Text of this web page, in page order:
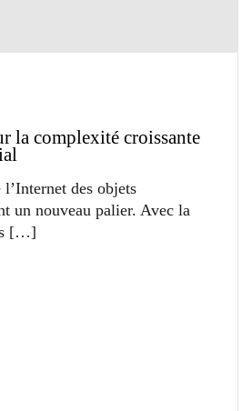
la complexité croissante
des objets
un nouveau palier. Avec la